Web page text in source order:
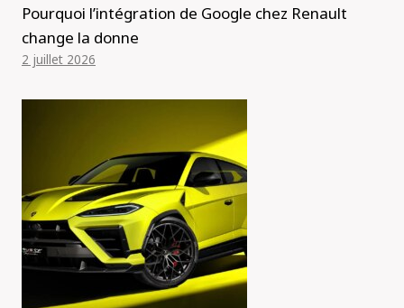
Pourquoi l’intégration de Google chez Renault
change la donne
2 juillet 2026